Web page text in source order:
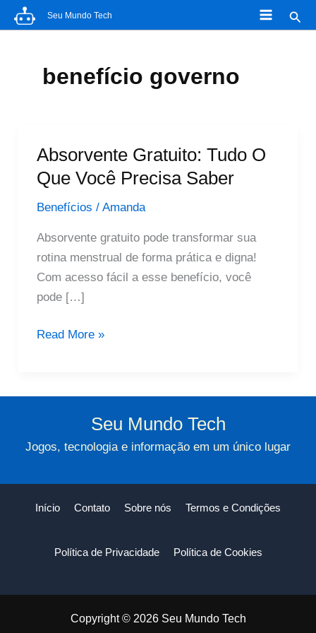
para
conteúdo
Seu Mundo Tech
benefício governo
Absorvente Gratuito: Tudo O
Que Você Precisa Saber
Benefícios / Amanda
Absorvente gratuito pode transformar sua
rotina menstrual de forma prática e digna!
Com acesso fácil a esse benefício, você
pode […]
Absorvente
O
Precisa
Read More »
Seu Mundo Tech
Jogos, tecnologia e informação em um único lugar
Início Contato Sobre nós Termos e Condições
Política de Privacidade Política de Cookies
Copyright © 2026 Seu Mundo Tech